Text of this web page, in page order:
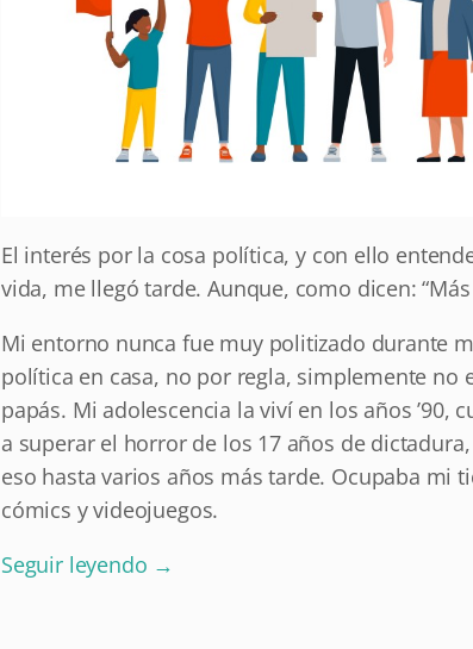
El interés por la cosa política, y con ello
vida, me llegó tarde. Aunque, como dicen:
Mi entorno nunca fue muy politizado durante
política en casa, no por regla, simplemente no
papás. Mi adolescencia la viví en los años ’90,
a superar el horror de los 17 años de
eso hasta varios años más tarde. Ocupaba mi
cómics y videojuegos.
Seguir leyendo →